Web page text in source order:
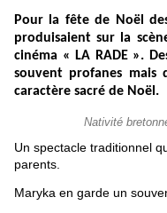
Pour la fête de Noël
produisaient sur la
cinéma « LA RADE ».
souvent profanes
caractère sacré de Noël.
Nativité
Un spectacle traditionnel
parents.
Maryka en garde un